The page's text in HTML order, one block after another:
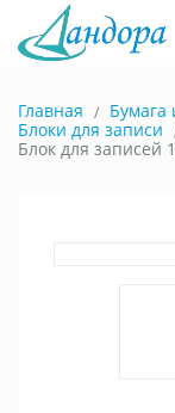
Главная
Бумага
Блоки для записи
Блок для записей